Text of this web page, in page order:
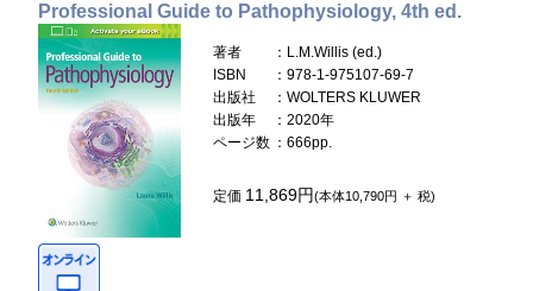
Professional Guide to Pathophysiology, 4th ed.
著者
：L.M.Willis (ed.)
ISBN
：978-1-975107-69-7
出版社
：WOLTERS KLUWER
出版年
：2020年
ページ数 ：666pp.
定価 11,869円(本体10,790円 ＋ 税)